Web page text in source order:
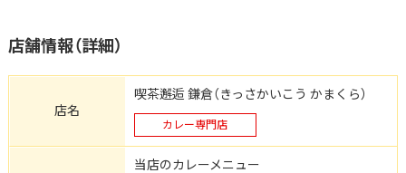
店舗情報（詳細）
店名
喫茶邂逅 鎌倉（きっさかいこう かまくら）
カレー専門店
当店のカレーメニュー